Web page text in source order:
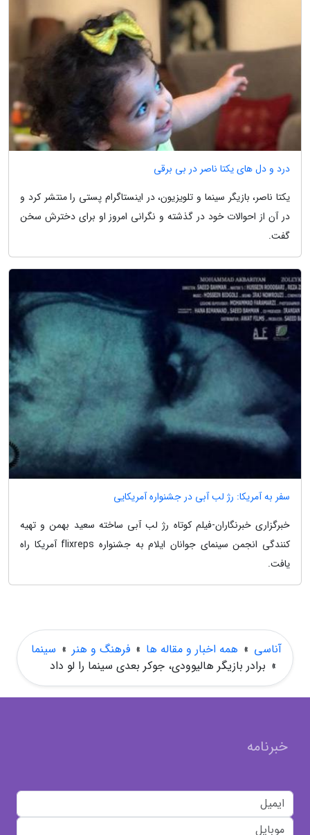
درد و دل های یکتا ناصر در بی برقی
یکتا ناصر، بازیگر سینما و تلویزیون، در اینستاگرام پستی را منتشر کرد و
در آن از احوالات خود در گذشته و نگرانی امروز او برای دخترش سخن
گفت.
سفر به آمریکا: رژ لب آبی در جشنواره آمریکایی
خبرگزاری خبرنگاران-فیلم کوتاه رژ لب آبی ساخته سعید بهمن و تهیه
کنندگی انجمن سینمای جوانان ایلام به جشنواره flixreps آمریکا راه
یافت.
آناسی » همه اخبار و مقاله ها » فرهنگ و هنر » سینما
» برادر بازیگر هالیوودی، جوکر بعدی سینما را لو داد
خبرنامه